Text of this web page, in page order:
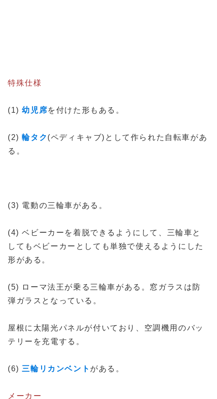
特殊仕様
(1)幼児席を付けた形もある。
(2)輪タク (ペディキャブ)として作られた自転車があ
る。
(3) 電動の三輪車がある。
(4) ベビーカーを着脱できるようにして、三輪車と
してもベビーカーとしても単独で使えるようにした
形がある。
(5) ローマ法王が乗る三輪車がある。窓ガラスは防
弾ガラスとなっている。
屋根に太陽光パネルが付いており、空調機用のバッ
テリーを充電する。
(6) 三輪リカンベント がある。
メーカー